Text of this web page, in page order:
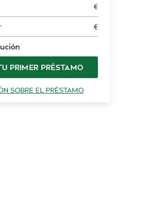
€
€
PRIMER PRÉSTAMO
SOBRE EL PRÉSTAMO